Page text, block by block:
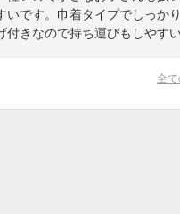
いです。巾着タイプでしっか
きなので持ち運びもしやすい
全て